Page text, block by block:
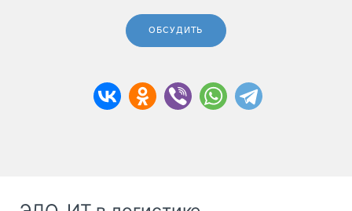
ОБСУДИТЬ